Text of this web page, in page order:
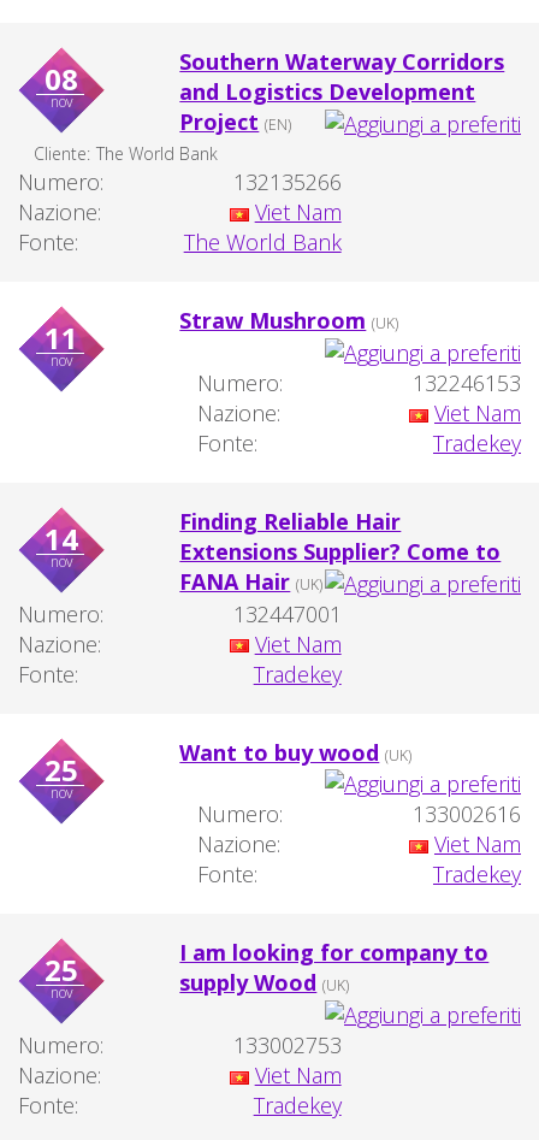
08
nov
Southern Waterway Corridors
and Logistics Development
Project (EN)
Cliente: The World Bank
Numero:
132135266
Nazione:
Viet Nam
Fonte:
The World Bank
11
nov
Straw Mushroom (UK)
Numero:
132246153
Nazione:
Viet Nam
Fonte:
Tradekey
14
nov
Finding Reliable Hair
Extensions Supplier? Come to
FANA Hair (UK)
Numero:
132447001
Nazione:
Viet Nam
Fonte:
Tradekey
25
nov
Want to buy wood (UK)
Numero:
133002616
Nazione:
Viet Nam
Fonte:
Tradekey
25
nov
I am looking for company to
supply Wood (UK)
Numero:
133002753
Nazione:
Viet Nam
Fonte:
Tradekey